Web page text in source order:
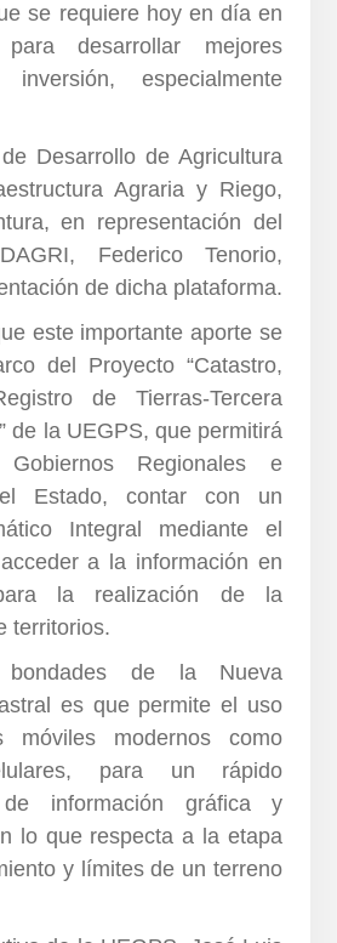
se requiere hoy en día en
desarrollar mejores
especialmente
Desarrollo de Agricultura
Agraria y Riego,
en representación del
Federico Tenorio,
de dicha plataforma.
este importante aporte se
del Proyecto “Catastro,
de Tierras-Tercera
de la UEGPS, que permitirá
Regionales e
Estado, contar con un
Integral mediante el
a la información en
la realización de la
territorios.
de la Nueva
es que permite el uso
móviles modernos como
para un rápido
de información gráfica y
lo que respecta a la etapa
y límites de un terreno